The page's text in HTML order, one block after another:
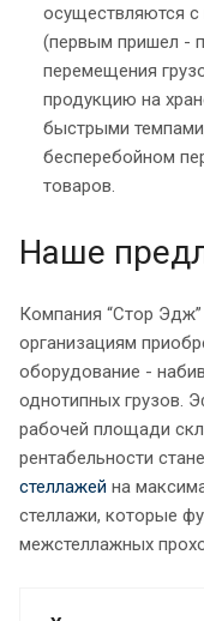
осуществляются
(первым пришел -
перемещения
продукцию на
быстрыми
бесперебойном
товаров.
Наше
Компания “Стор
организациям
оборудование -
однотипных грузов.
рабочей площади
рентабельности
стеллажей на
стеллажи, которые
межстеллажных